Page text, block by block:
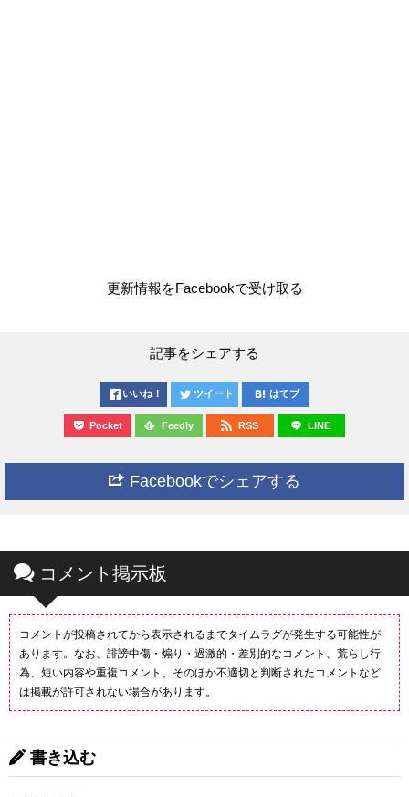
更新情報をFacebookで受け取る
記事をシェアする
いいね！ ツイート はてブ
Pocket Feedly RSS LINE
Facebookでシェアする
コメント掲示板
コメントが投稿されてから表示されるまでタイムラグが発生する可能性が
あります。なお、誹謗中傷・煽り・過激的・差別的なコメント、荒らし行
為、短い内容や重複コメント、そのほか不適切と判断されたコメントなど
は掲載が許可されない場合があります。
書き込む